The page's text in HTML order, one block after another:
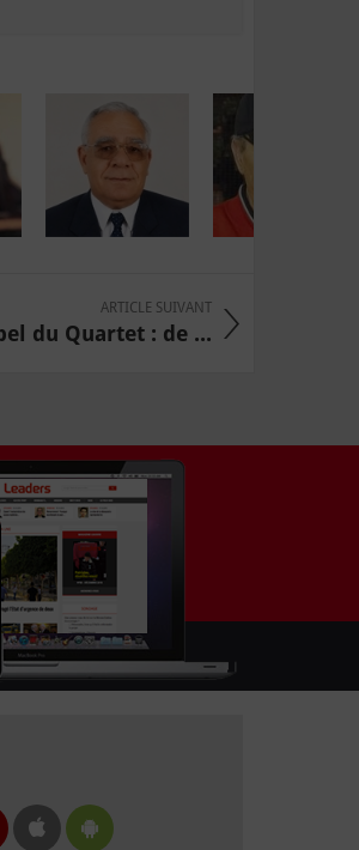
ARTICLE SUIVANT
du Quartet : de ...